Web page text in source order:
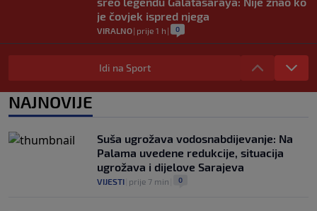
je čovjek ispred njega
VIRALNO| prije 1 h | 0
Modrić bi mogao dobiti neočekivanu
ulogu u Milanu: Gazzetta nagovijestila
0
to da ga pitam": Luda priča NBA zvijezde,
htio je samo jednu stvar
KOŠARKA 0
Idi na Sport
NAJNOVIJE
Suša ugrožava vodosnabdijevanje: Na
Palama uvedene redukcije, situacija
ugrožava i dijelove Sarajeva
VIJESTI prije 7 min 0